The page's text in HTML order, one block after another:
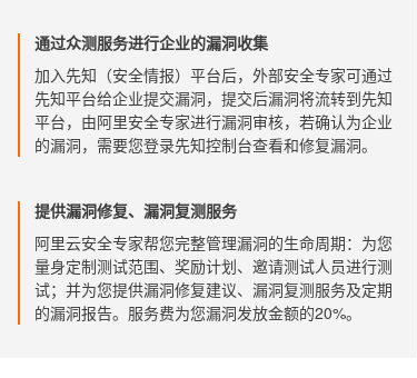
通过众测服务进行企业的漏洞收集
加入先知（安全情报）平台后，外部安全专家可通过
先知平台给企业提交漏洞，提交后漏洞将流转到先知
平台，由阿里安全专家进行漏洞审核，若确认为企业
的漏洞，需要您登录先知控制台查看和修复漏洞。
提供漏洞修复、漏洞复测服务
阿里云安全专家帮您完整管理漏洞的生命周期：为您
量身定制测试范围、奖励计划、邀请测试人员进行测
试；并为您提供漏洞修复建议、漏洞复测服务及定期
的漏洞报告。服务费为您漏洞发放金额的20%。